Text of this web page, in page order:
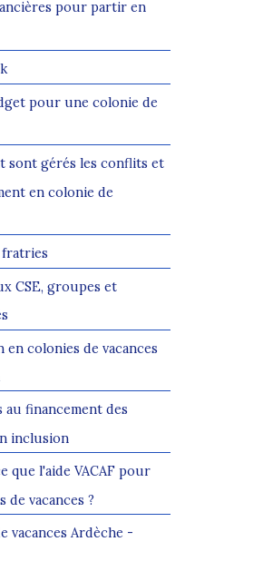
pour partir en
pour une colonie de
sont gérés les conflits et
en colonie de
CSE, groupes et
en colonies de vacances
au financement des
inclusion
que l'aide VACAF pour
de vacances ?
vacances Ardèche -